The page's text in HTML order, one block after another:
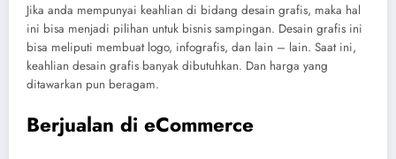
Jika anda mempunyai keahlian di bidang desain grafis, maka hal
ini bisa menjadi pilihan untuk bisnis sampingan. Desain grafis ini
bisa meliputi membuat logo, infografis, dan lain – lain. Saat ini,
keahlian desain grafis banyak dibutuhkan. Dan harga yang
ditawarkan pun beragam.
Berjualan di eCommerce